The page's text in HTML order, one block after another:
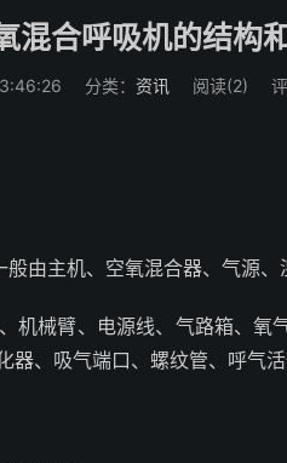
混合呼吸机的结构
分类： 资讯 阅读(2)
由主机、空氧混合器、气源、
机械臂、电源线、气路箱、氧
、吸气端口、螺纹管、呼气活